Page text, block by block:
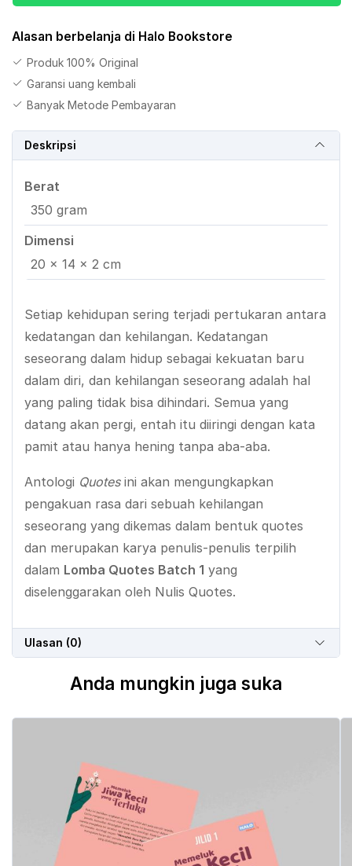
Alasan berbelanja di Halo Bookstore
Produk 100% Original
Garansi uang kembali
Banyak Metode Pembayaran
Deskripsi
Berat
350 gram
Dimensi
20 × 14 × 2 cm
Setiap kehidupan sering terjadi pertukaran antara
kedatangan dan kehilangan. Kedatangan
seseorang dalam hidup sebagai kekuatan baru
dalam diri, dan kehilangan seseorang adalah hal
yang paling tidak bisa dihindari. Semua yang
datang akan pergi, entah itu diiringi dengan kata
pamit atau hanya hening tanpa aba-aba.
Antologi Quotesini akan mengungkapkan
pengakuan rasa dari sebuah kehilangan
seseorang yang dikemas dalam bentuk quotes
dan merupakan karya penulis-penulis terpilih
dalam Lomba Quotes Batch 1 yang
diselenggarakan oleh Nulis Quotes.
Ulasan (0)
Anda mungkin juga suka